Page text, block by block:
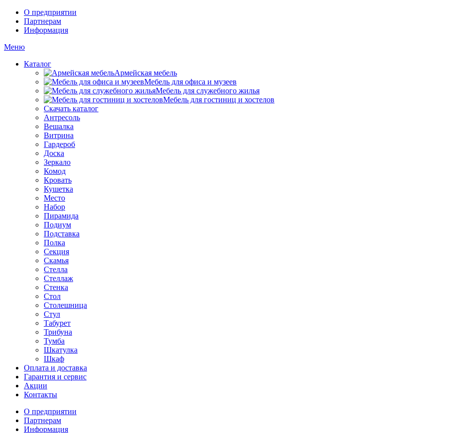
О предприятии
Партнерам
Информация
Меню
Каталог
Армейская мебель
Мебель для офиса и музеев
Мебель для служебного жилья
Мебель для гостиниц и хостелов
Скачать каталог
Антресоль
Вешалка
Витрина
Гардероб
Доска
Зеркало
Комод
Кровать
Кушетка
Место
Набор
Пирамида
Подиум
Подставка
Полка
Секция
Скамья
Стелла
Стеллаж
Стенка
Стол
Столешница
Стул
Табурет
Трибуна
Тумба
Шкатулка
Шкаф
Оплата и доставка
Гарантия и сервис
Акции
Контакты
О предприятии
Партнерам
Информация